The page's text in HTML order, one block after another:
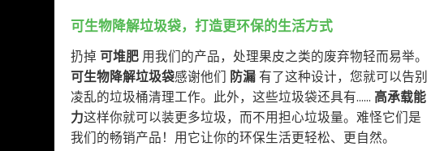
可生物降解垃圾袋，打造更环保的生活方式
扔掉 可堆肥用我们的产品，处理果皮之类的废弃物轻而易举。
可生物降解垃圾袋感谢他们 防漏有了这种设计，您就可以告别
凌乱的垃圾桶清理工作。此外，这些垃圾袋还具有…… 高承载能
力这样你就可以装更多垃圾，而不用担心垃圾量。难怪它们是
我们的畅销产品！用它让你的环保生活更轻松、更自然。